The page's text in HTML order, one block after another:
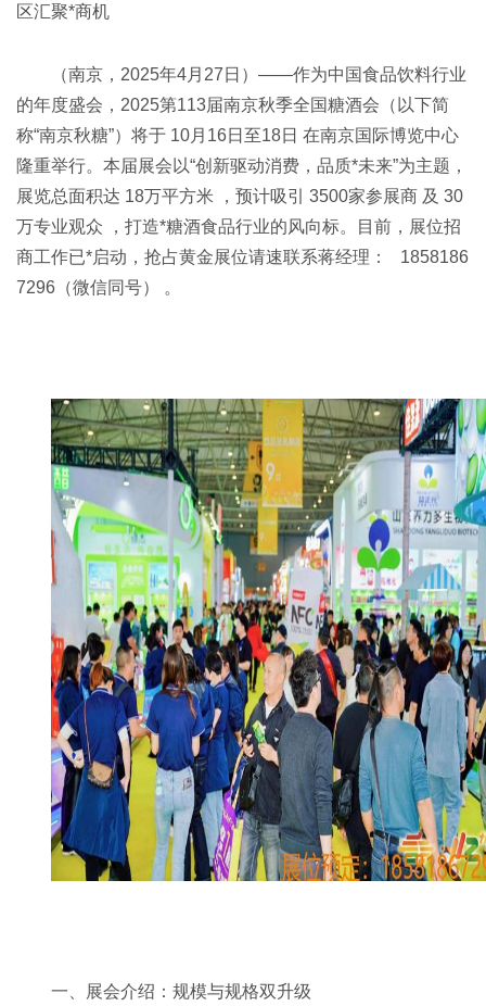
区汇聚*商机
（南京，2025年4月27日）——作为中国食品饮料行业
的年度盛会，2025第113届南京秋季全国糖酒会（以下简
称“南京秋糖”）将于 10月16日至18日 在南京国际博览中心
隆重举行。本届展会以“创新驱动消费，品质*未来”为主题，
展览总面积达 18万平方米 ，预计吸引 3500家参展商 及 30
万专业观众 ，打造*糖酒食品行业的风向标。目前，展位招
商工作已*启动，抢占黄金展位请速联系蒋经理： 1858186
7296（微信同号） 。
一、展会介绍：规模与规格双升级